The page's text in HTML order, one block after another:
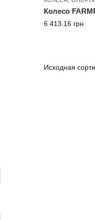
Колесо
6 413.16 грн